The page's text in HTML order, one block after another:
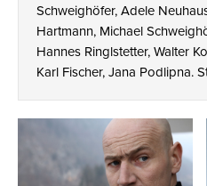
Schweighöfer, Adele
Hartmann, Michael
Hannes Ringlstetter, Walter
Karl Fischer, Jana Podlipna.